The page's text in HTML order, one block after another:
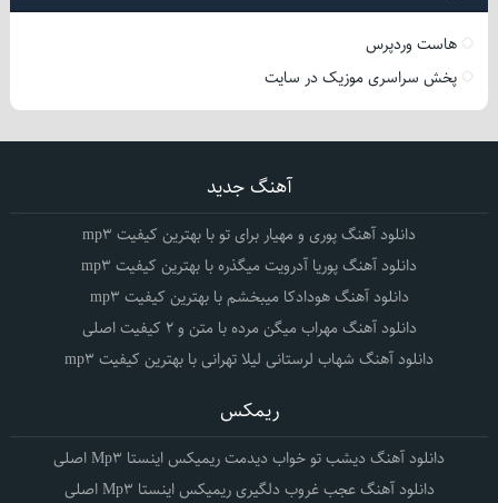
هاست وردپرس
پخش سراسری موزیک در سایت
آهنگ جدید
دانلود آهنگ پوری و مهیار برای تو با بهترین کیفیت mp3
دانلود آهنگ پوریا آدرویت میگذره با بهترین کیفیت mp3
دانلود آهنگ هودادکا میبخشم با بهترین کیفیت mp3
دانلود آهنگ مهراب میگن مرده با متن و 2 کیفیت اصلی
دانلود آهنگ شهاب لرستانی لیلا تهرانی با بهترین کیفیت mp3
ریمکس
دانلود آهنگ دیشب تو خواب دیدمت ریمیکس اینستا Mp3 اصلی
دانلود آهنگ عجب غروب دلگیری ریمیکس اینستا Mp3 اصلی